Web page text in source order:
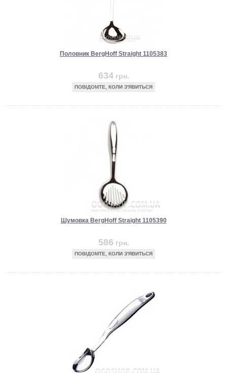
Половник BergHoff Straight 1105383
634 грн.
ПОВІДОМТЕ, КОЛИ З'ЯВИТЬСЯ
Шумовка BergHoff Straight 1105390
586 грн.
ПОВІДОМТЕ, КОЛИ З'ЯВИТЬСЯ